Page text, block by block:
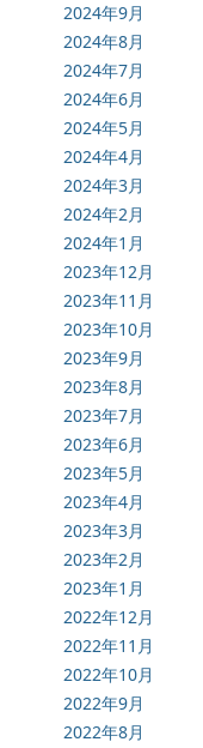
2024年9月
2024年8月
2024年7月
2024年6月
2024年5月
2024年4月
2024年3月
2024年2月
2024年1月
2023年12月
2023年11月
2023年10月
2023年9月
2023年8月
2023年7月
2023年6月
2023年5月
2023年4月
2023年3月
2023年2月
2023年1月
2022年12月
2022年11月
2022年10月
2022年9月
2022年8月